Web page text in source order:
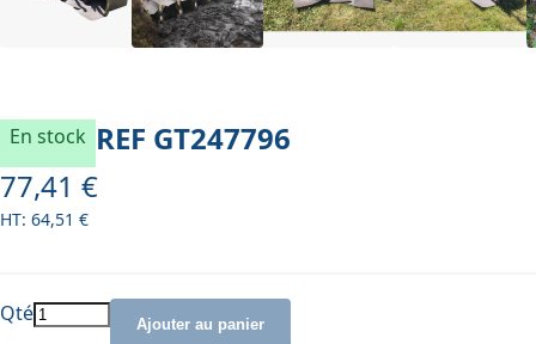
En stock REF GT247796
77,41 €
64,51 €
Qté Ajouter au panier